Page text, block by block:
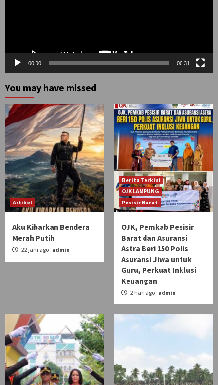
00:00 00:31
You may have missed
Artikel
Aku Kibarkan Bendera
Merah Putih
22 jam ago admin
Berita Terkini
OJK LAMPUNG
Pesisir Barat
OJK, Pemkab Pesisir
Barat dan Asuransi
Astra Beri 150 Polis
Asuransi Jiwa untuk
Guru, Perkuat Inklusi
Keuangan
2 hari ago admin